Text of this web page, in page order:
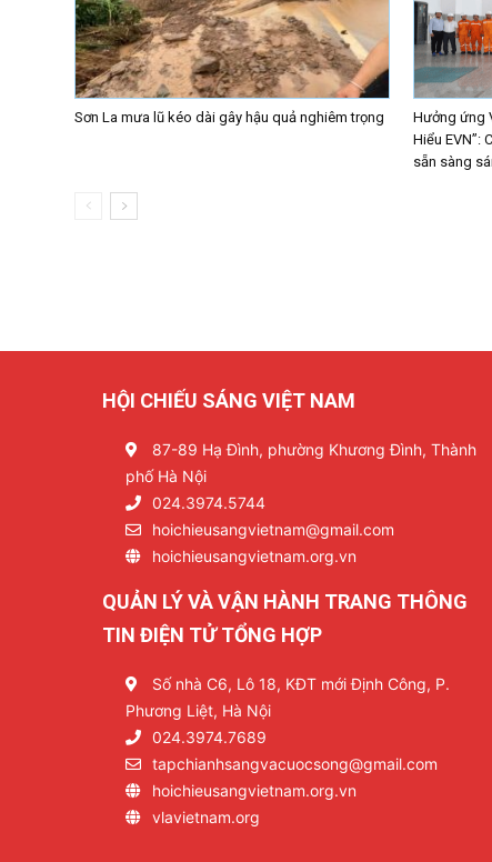
Sơn La mưa lũ kéo dài gây hậu quả nghiêm trọng
Hưởng ứng
Hiểu EVN”:
sẵn sàng
HỘI CHIẾU SÁNG VIỆT NAM
87-89 Hạ Đình, phường Khương Đình, Thành
phố Hà Nội
024.3974.5744
hoichieusangvietnam@gmail.com
hoichieusangvietnam.org.vn
QUẢN LÝ VÀ VẬN HÀNH TRANG THÔNG
TIN ĐIỆN TỬ TỔNG HỢP
Số nhà C6, Lô 18, KĐT mới Định Công, P.
Phương Liệt, Hà Nội
024.3974.7689
tapchianhsangvacuocsong@gmail.com
hoichieusangvietnam.org.vn
vlavietnam.org